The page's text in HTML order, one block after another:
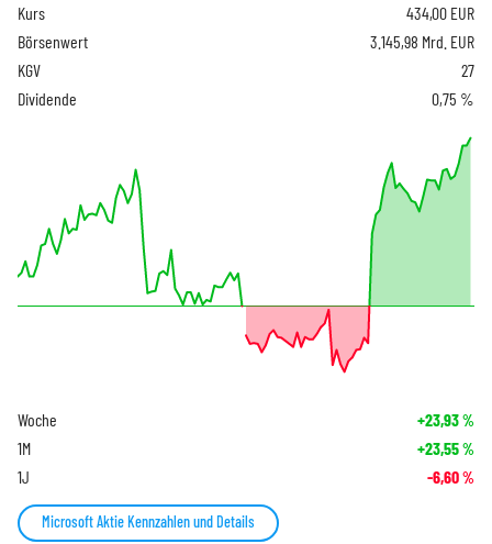
Kurs 434,00 EUR
Börsenwert
3.145,98 Mrd. EUR
KGV
27
Dividende
0,75 %
Woche +23,93%
1M +23,55%
1J -6,60%
Microsoft Aktie Kennzahlen und Details